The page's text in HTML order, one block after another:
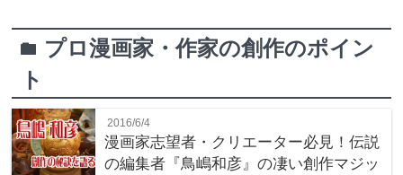
folder プロ漫画家・作家の創作のポイン
ト
2016/6/4
漫画家志望者・クリエーター必見！伝説
の編集者『鳥嶋和彦』の凄い創作マジッ